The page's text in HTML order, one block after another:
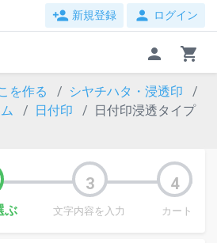
person_add 新規登録 person ログイン
person shopping_cart
を作る
シヤチハタ・浸透印
日付印
日付印浸透タイプ
ぶ 文字内容を入力 カート